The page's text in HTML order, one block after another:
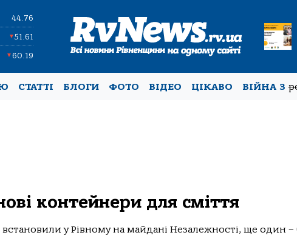
44.76
▼51.61
▼60.19
СТАТТІ БЛОГИ ФОТО ВІДЕО ЦІКАВО ВІЙНА З
контейнери для сміття
у Рівному на майдані Незалежності, ще один –